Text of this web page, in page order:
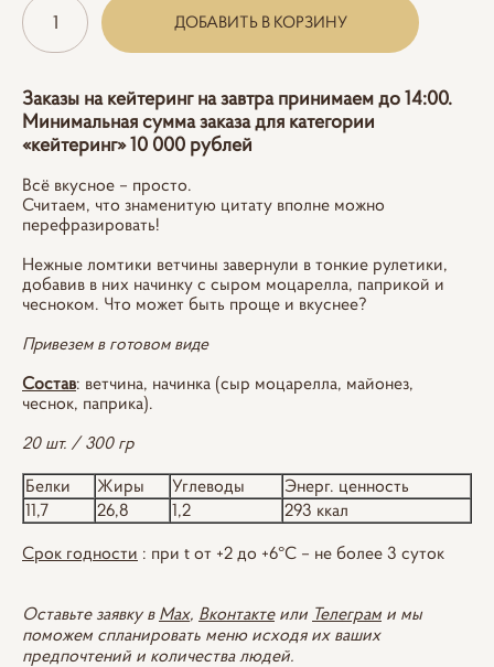
ДОБАВИТЬ В КОРЗИНУ
Заказы на кейтеринг на завтра принимаем до 14:00.
Минимальная сумма заказа для категории
«кейтеринг» 10 000 рублей
Всё вкусное – просто.
Считаем, что знаменитую цитату вполне можно
перефразировать!
Нежные ломтики ветчины завернули в тонкие рулетики,
добавив в них начинку с сыром моцарелла, паприкой и
чесноком. Что может быть проще и вкуснее?
Привезем в готовом виде
Состав: ветчина, начинка (сыр моцарелла, майонез,
чеснок, паприка).
20 шт. / 300 гр
Белки Жиры Углеводы
Энерг. ценность
11,7
26,8 1,2 293 ккал
Срок годности : при t от +2 до +6°С – не более 3 суток
Оставьте заявку в Max, Вконтактеили Телеграм и мы
поможем спланировать меню исходя их ваших
предпочтений и количества людей.